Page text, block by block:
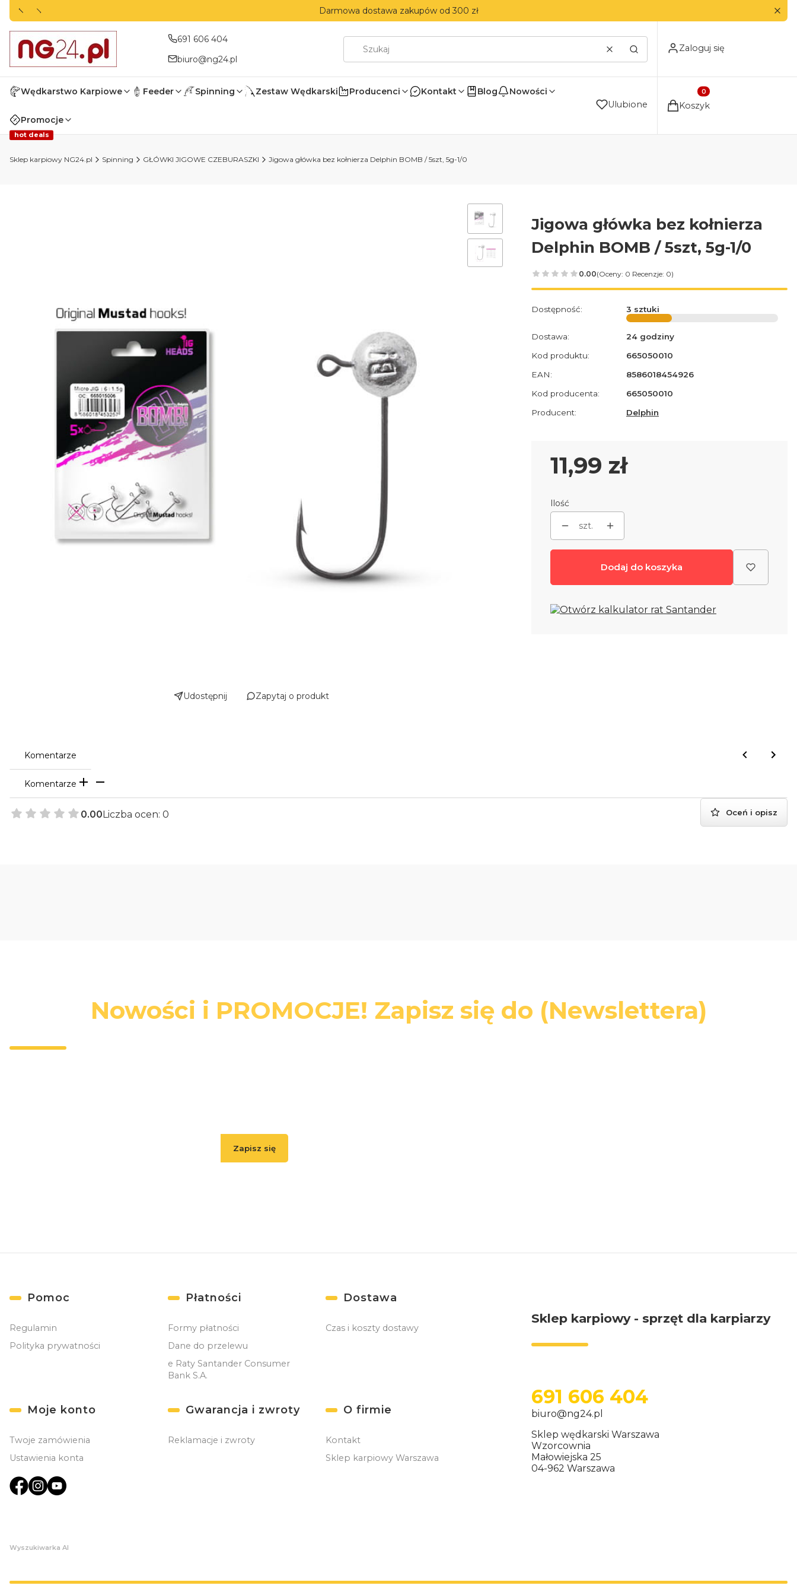
Darmowa dostawa zakupów od 300 zł
691 606 404
biuro@ng24.pl
WyczyśćSzukaj
Zaloguj się
Wędkarstwo Karpiowe Feeder Spinning Zestaw Wędkarski Producenci Kontakt Blog Nowości
Promocje
hot deals
Ulubione
Produkty w koszyku: 0.
Koszyk
Sklep karpiowy NG24.pl Spinning GŁÓWKI JIGOWE CZEBURASZKI Jigowa główka bez kołnierza Delphin BOMB / 5szt, 5g-1/0
Udostępnij Zapytaj o produkt
Jigowa główka bez kołnierza
Delphin BOMB / 5szt, 5g-1/0
0.00(Oceny: 0 Recenzje: 0)
Dostępność: 3 sztuki
Dostawa:
24 godziny
Kod produktu:
665050010
EAN:
8586018454926
Kod producenta:
665050010
Producent:
Delphin
Cena
11,99 zł
Ilość
szt.
Dodaj do koszyka
Komentarze
Komentarze
0.00Liczba ocen: 0 Oceń i opisz
Nowości i PROMOCJE! Zapisz się do (Newslettera)
Zapisz się
Linki w stopce
Pomoc
Regulamin
Polityka prywatności
Płatności
Formy płatności
Dane do przelewu
e Raty Santander Consumer
Bank S.A.
Dostawa
Czas i koszty dostawy
Moje konto
Twoje zamówienia
Ustawienia konta
Gwarancja i zwroty
Reklamacje i zwroty
O firmie
Kontakt
Sklep karpiowy Warszawa
Sklep karpiowy - sprzęt dla karpiarzy
691 606 404
biuro@ng24.pl
Sklep wędkarski Warszawa
Wzorcownia
Małowiejska 25
04-962 Warszawa
Wyszukiwarka AI